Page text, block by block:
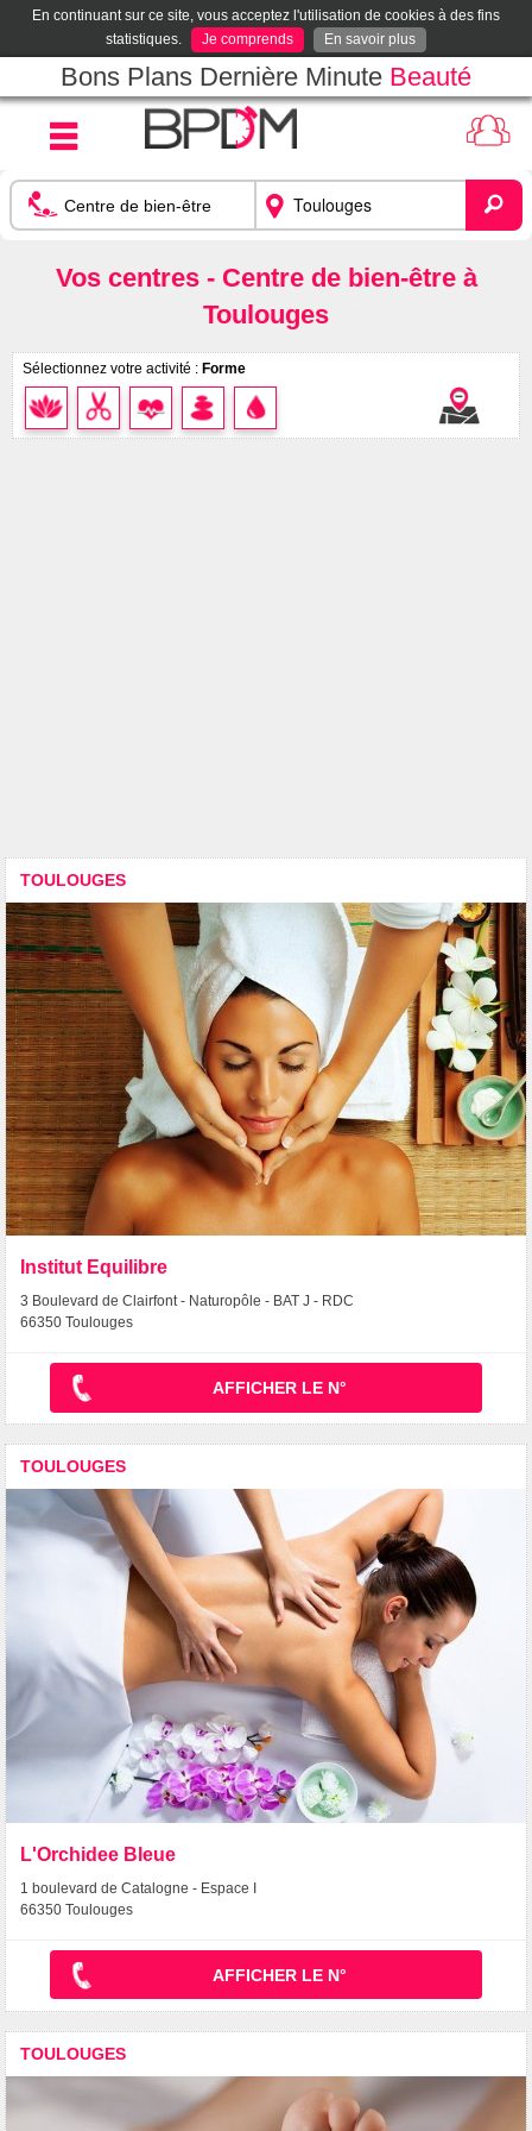
En continuant sur ce site, vous acceptez l'utilisation de cookies à des fins
statistiques.
Je comprends En savoir plus
Bons Plans Dernière Minute Beauté
Vos centres - Centre de bien-être à
Toulouges
Sélectionnez votre activité : Forme
TOULOUGES
Institut Equilibre
3 Boulevard de Clairfont - Naturopôle - BAT J - RDC
66350 Toulouges
AFFICHER LE N°
TOULOUGES
L'Orchidee Bleue
1 boulevard de Catalogne - Espace I
66350 Toulouges
AFFICHER LE N°
TOULOUGES